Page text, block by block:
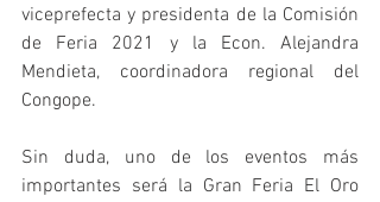
viceprefecta y presidenta de la Comisión
de Feria 2021 y la Econ. Alejandra
Mendieta, coordinadora regional del
Congope.
Sin duda, uno de los eventos más
importantes será la Gran Feria El Oro